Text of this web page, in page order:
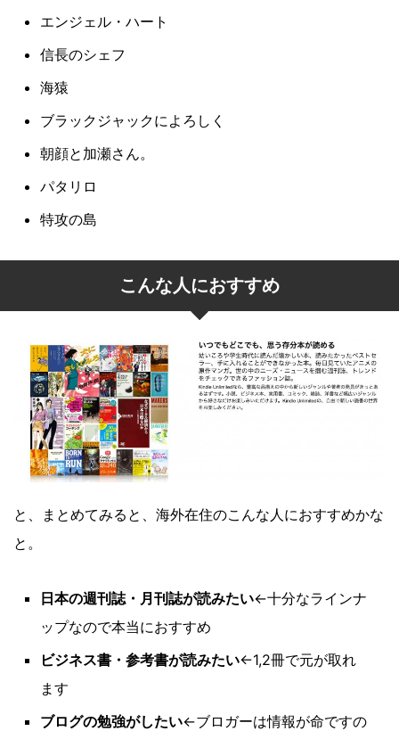
エンジェル・ハート
信長のシェフ
海猿
ブラックジャックによろしく
朝顔と加瀬さん。
パタリロ
特攻の島
こんな人におすすめ
と、まとめてみると、海外在住のこんな人におすすめかな
と。
日本の週刊誌・月刊誌が読みたい←十分なラインナ
ップなので本当におすすめ
ビジネス書・参考書が読みたい←1,2冊で元が取れ
ます
ブログの勉強がしたい←ブロガーは情報が命ですの